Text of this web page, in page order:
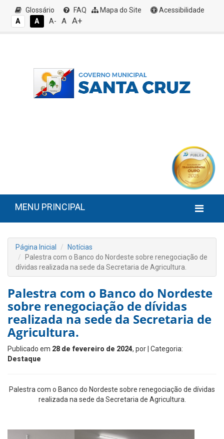
Glossário FAQ Mapa do Site
Acessibilidade
A
A A- A A+
MENU PRINCIPAL
Página Inicial
Notícias
Palestra com o Banco do Nordeste sobre renegociação de
dívidas realizada na sede da Secretaria de Agricultura.
Palestra com o Banco do Nordeste
sobre renegociação de dívidas
realizada na sede da Secretaria de
Agricultura.
Publicado em 28 de fevereiro de 2024, por | Categoria:
Destaque
Palestra com o Banco do Nordeste sobre renegociação de dívidas
realizada na sede da Secretaria de Agricultura.